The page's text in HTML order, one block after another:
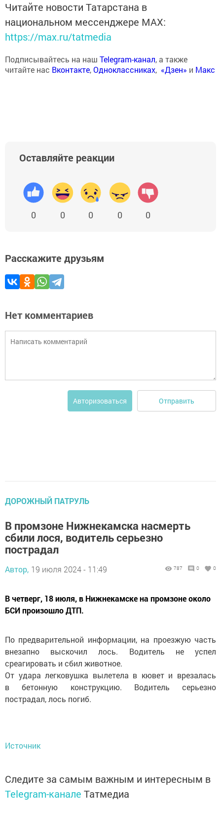
Читайте новости Татарстана в
национальном мессенджере MАХ:
https://max.ru/tatmedia
Подписывайтесь на наш Telegram-канал, а также
читайте нас Вконтакте,Одноклассниках, «Дзен» и Макс
Оставляйте реакции
0 0 0 0 0
Расскажите друзьям
Нет комментариев
Авторизоваться Отправить
ДОРОЖНЫЙ ПАТРУЛЬ
В промзоне Нижнекамска насмерть
сбили лося, водитель серьезно
пострадал
Автор, 19 июля 2024 - 11:49 787 0 0
В четверг, 18 июля, в Нижнекамске на промзоне около
БСИ произошло ДТП.
По предварительной информации, на проезжую часть
внезапно выскочил лось. Водитель не успел
среагировать и сбил животное.
От удара легковушка вылетела в кювет и врезалась
в бетонную конструкцию. Водитель серьезно
пострадал, лось погиб.
Источник
Следите за самым важным и интересным в
Telegram-канале Татмедиа